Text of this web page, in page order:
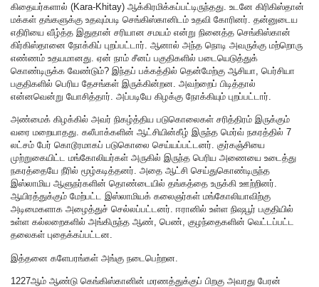
கிதையர்களால் (Kara-Khitay) ஆக்கிரமிக்கப்பட்டிருந்தது. உடனே கிரிகிஸ்தான்
மக்கள் தங்களுக்கு உதவும்படி செங்கிஸ்கானிடம் உதவி கோரினர். தன்னுடைய
எதிரியை வீழ்த்த இதுதான் சரியான சமயம் என்று நினைத்த செங்கிஸ்கான்
கிர்கிஸ்தானை நோக்கிப் புறப்பட்டார். ஆனால் அந்த நொடி அவருக்கு மற்றொரு
எண்ணம் உதயமானது. ஏன் நாம் சீனப் பகுதிகளில் படையெடுத்துக்
கொண்டிருக்க வேண்டும்? இந்தப் பக்கத்தில் தென்மேற்கு ஆசியா, பெர்சியா
பகுதிகளில் பெரிய தேசங்கள் இருக்கின்றன. அவற்றைப் பிடித்தால்
என்னவென்று யோசித்தார். அப்படியே கிழக்கு நோக்கியும் புறப்பட்டார்.
அண்மைக் கிழக்கில் அவர் நிகழ்த்திய படுகொலைகள் சரித்திரம் இருக்கும்
வரை மறையாதது. கலீபாக்களின் ஆட்சியின்கீழ் இருந்த மெர்வ் நகரத்தில் 7
லட்சம் பேர் கொடூரமாகப் படுகொலை செய்யப்பட்டனர். குர்கஞ்சியை
முற்றுகையிட்ட மங்கோலியர்கள் அருகில் இருந்த பெரிய அணையை உடைத்து
நகரத்தையே நீரில் மூழ்கடித்தனர். அதை ஆட்சி செய்துகொண்டிருந்த
இஸ்லாமிய ஆளுநர்களின் தொண்டையில் தங்கத்தை உருக்கி ஊற்றினர்.
ஆயிரத்துக்கும் மேற்பட்ட இஸ்லாமியக் கலைஞர்கள் மங்கோலியாவிற்கு
அடிமைகளாக அழைத்துச் செல்லப்பட்டனர். ஈரானில் உள்ள நிஷபூர் பகுதியில்
உள்ள கல்லறைகளில் அங்கிருந்த ஆண், பெண், குழந்தைகளின் வெட்டப்பட்ட
தலைகள் புதைக்கப்பட்டன.
இத்தனை களேபரங்கள் அங்கு நடைபெற்றன.
1227ஆம் ஆண்டு கெங்கிஸ்கானின் மரணத்துக்குப் பிறகு அவரது பேரன்